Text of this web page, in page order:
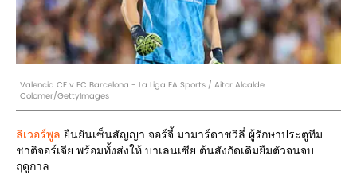
Valencia CF v FC Barcelona - La Liga EA Sports / Aitor Alcalde
Colomer/GettyImages
ลิเวอร์พูล ยืนยันเซ็นสัญญา จอร์จี้ มามาร์ดาชวิลี่ ผู้รักษาประตูทีม
ชาติจอร์เจีย พร้อมทั้งส่งให้ บาเลนเซีย ต้นสังกัดเดิมยืมตัวจนจบ
ฤดูกาล